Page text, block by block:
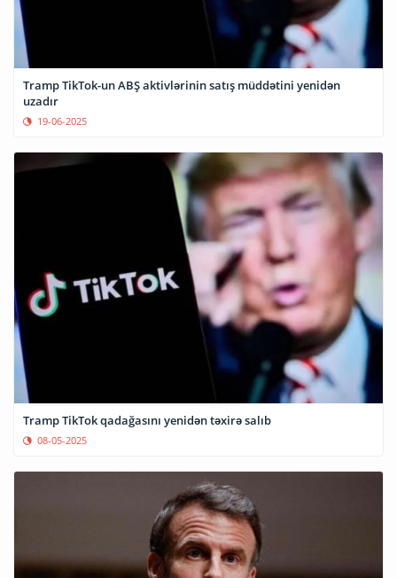
Tramp TikTok-un ABŞ aktivlərinin satış müddətini yenidən
uzadır
19-06-2025
Tramp TikTok qadağasını yenidən təxirə salıb
08-05-2025